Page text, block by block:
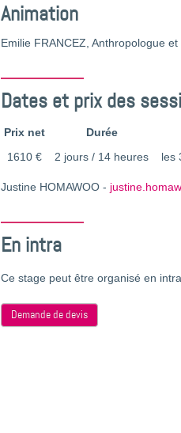
Animation
Emilie FRANCEZ, Anthropologue
Dates et prix des
Prix net Durée
1610 € 2 jours / 14 heures les
Justine HOMAWOO -
En intra
Ce stage peut être organisé en
Demande de devis